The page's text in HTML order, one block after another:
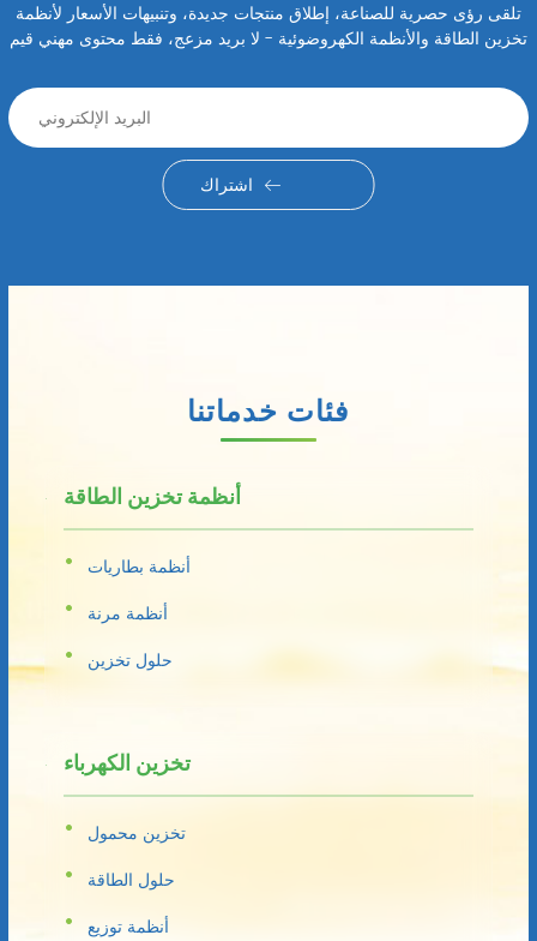
تلقى رؤى حصرية للصناعة، إطلاق منتجات جديدة، وتنبيهات الأسعار لأنظمة
تخزين الطاقة والأنظمة الكهروضوئية - لا بريد مزعج، فقط محتوى مهني قيم
اشتراك
فئات خدماتنا
أنظمة تخزين الطاقة
أنظمة بطاريات
أنظمة مرنة
حلول تخزين
تخزين الكهرباء
تخزين محمول
حلول الطاقة
أنظمة توزيع